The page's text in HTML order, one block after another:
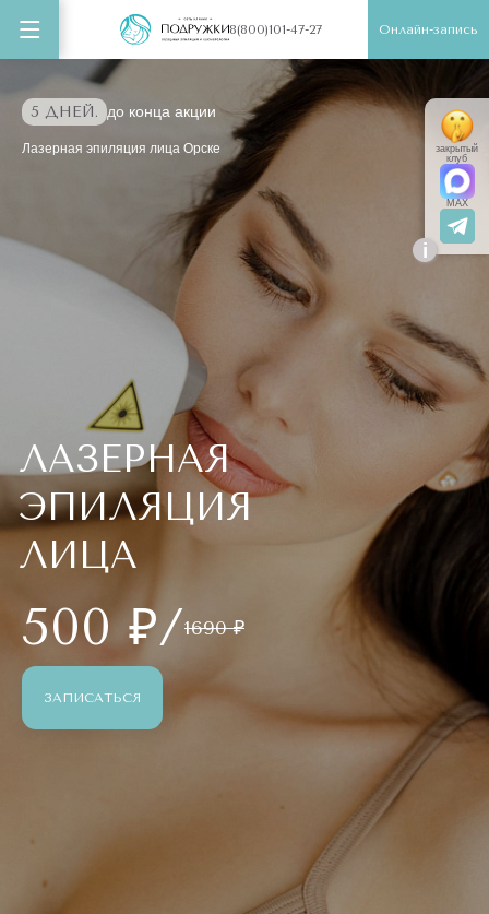
8(800)101-47-27 Онлайн-запись
5 ДНЕЙ. до конца акции
Лазерная эпиляция лица Орске
ЛАЗЕРНАЯ
ЭПИЛЯЦИЯ
ЛИЦА
500 ₽/1690 ₽
ЗАПИСАТЬСЯ
i
закрытый
клуб
MAX